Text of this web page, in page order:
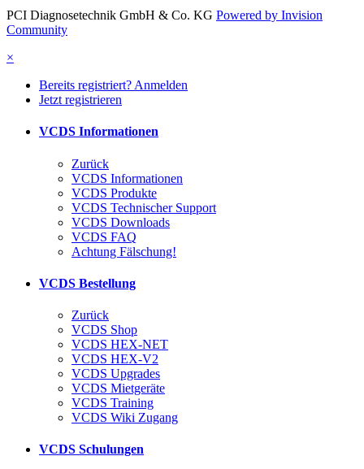
PCI Diagnosetechnik GmbH & Co. KG Powered by Invision
Community
×
Bereits registriert? Anmelden
Jetzt registrieren
VCDS Informationen
Zurück
VCDS Informationen
VCDS Produkte
VCDS Technischer Support
VCDS Downloads
VCDS FAQ
Achtung Fälschung!
VCDS Bestellung
Zurück
VCDS Shop
VCDS HEX-NET
VCDS HEX-V2
VCDS Upgrades
VCDS Mietgeräte
VCDS Training
VCDS Wiki Zugang
VCDS Schulungen